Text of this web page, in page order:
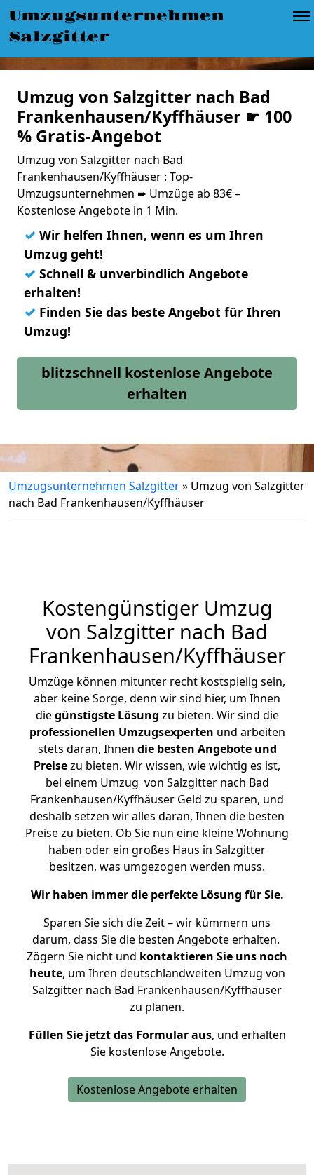
Umzugsunternehmen
Salzgitter
Umzug von Salzgitter nach Bad
Frankenhausen/Kyffhäuser ☛ 100
% Gratis-Angebot
Umzug von Salzgitter nach Bad
Frankenhausen/Kyffhäuser : Top-
Umzugsunternehmen ➨ Umzüge ab 83€ –
Kostenlose Angebote in 1 Min.
✓ Wir helfen Ihnen, wenn es um Ihren
Umzug geht!
✓ Schnell & unverbindlich Angebote
erhalten!
✓ Finden Sie das beste Angebot für Ihren
Umzug!
blitzschnell kostenlose Angebote
erhalten
Umzugsunternehmen Salzgitter» Umzug von Salzgitter
nach Bad Frankenhausen/Kyffhäuser
Kostengünstiger Umzug
von Salzgitter nach Bad
Frankenhausen/Kyffhäuser
Umzüge können mitunter recht kostspielig sein,
aber keine Sorge, denn wir sind hier, um Ihnen
diegünstigste Lösung zu bieten. Wir sind die
professionellen Umzugsexperten und arbeiten
stets daran, Ihnen die besten Angebote und
Preisezu bieten. Wir wissen, wie wichtig es ist,
bei einem Umzug von Salzgitter nach Bad
Frankenhausen/Kyffhäuser Geld zu sparen, und
deshalb setzen wir alles daran, Ihnen die besten
Preise zu bieten. Ob Sie nun eine kleine Wohnung
haben oder ein großes Haus in Salzgitter
besitzen, was umgezogen werden muss.
Wir haben immer die perfekte Lösung für Sie.
Sparen Sie sich die Zeit – wir kümmern uns
darum, dass Sie die besten Angebote erhalten.
Zögern Sie nicht und kontaktieren Sie uns noch
heute, um Ihren deutschlandweiten Umzug von
Salzgitter nach Bad Frankenhausen/Kyffhäuser
zu planen.
Füllen Sie jetzt das Formular aus, und erhalten
Sie kostenlose Angebote.
Kostenlose Angebote erhalten